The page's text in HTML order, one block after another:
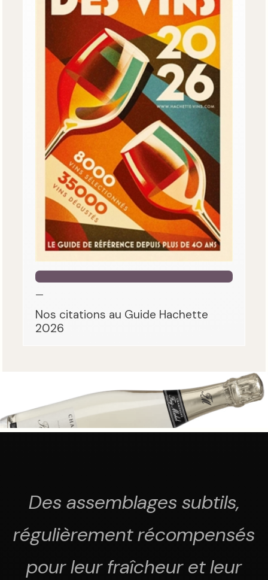
—
Nos citations au Guide Hachette
2026
Des assemblages subtils,
régulièrement récompensés
pour leur fraîcheur et leur